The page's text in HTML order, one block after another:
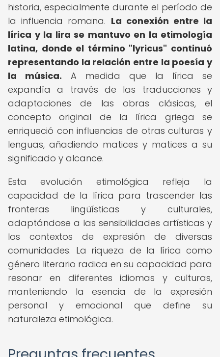
historia, especialmente durante el período de
la influencia romana. La conexión entre la
lírica y la lira se mantuvo en la etimología
latina, donde el término "lyricus" continuó
representando la relación entre la poesía y
la música. A medida que la lírica se
expandía a través de las traducciones y
adaptaciones de las obras clásicas, el
concepto original de la lírica griega se
enriqueció con influencias de otras culturas y
lenguas, añadiendo matices y matices a su
significado y alcance.
Esta evolución etimológica refleja la
capacidad de la lírica para trascender las
fronteras lingüísticas y culturales,
adaptándose a las sensibilidades artísticas y
los contextos de expresión de diversas
comunidades. La riqueza de la lírica como
género literario radica en su capacidad para
resonar en diferentes idiomas y culturas,
manteniendo la esencia de la expresión
personal y emocional que define su
naturaleza etimológica.